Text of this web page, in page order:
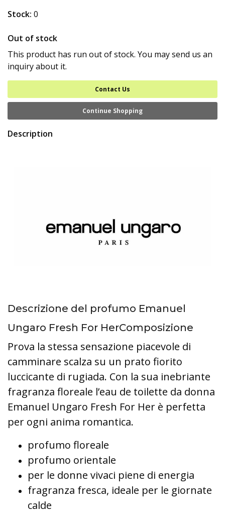
Stock: 0
Out of stock
This product has run out of stock. You may send us an
inquiry about it.
Contact Us
Continue Shopping
Description
Descrizione del profumo Emanuel
Ungaro Fresh For HerComposizione
Prova la stessa sensazione piacevole di
camminare scalza su un prato fiorito
luccicante di rugiada. Con la sua inebriante
fragranza floreale l’eau de toilette da donna
Emanuel Ungaro Fresh For Her è perfetta
per ogni anima romantica.
profumo floreale
profumo orientale
per le donne vivaci piene di energia
fragranza fresca, ideale per le giornate
calde